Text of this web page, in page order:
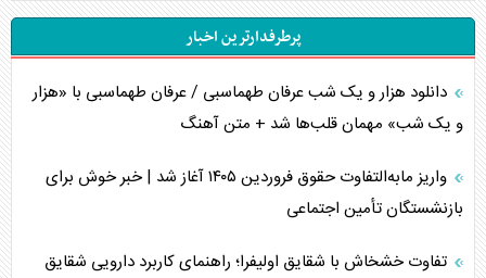
پرطرفدارترین اخبار
دانلود هزار و یک شب عرفان طهماسبی / عرفان طهماسبی با «هزار
و یک شب» مهمان قلب‌ها شد + متن آهنگ
واریز مابه‌التفاوت حقوق فروردین ۱۴۰۵ آغاز شد | خبر خوش برای
بازنشستگان تأمین اجتماعی
تفاوت خشخاش با شقایق اولیفرا؛ راهنمای کاربرد دارویی شقایق